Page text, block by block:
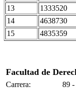
13 1333520
14 4638730
15 4835359
Facultad de
Carrera:
89